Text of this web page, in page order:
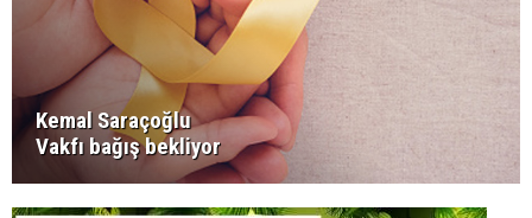
Kemal Saraçoğlu
Vakfı bağış bekliyor